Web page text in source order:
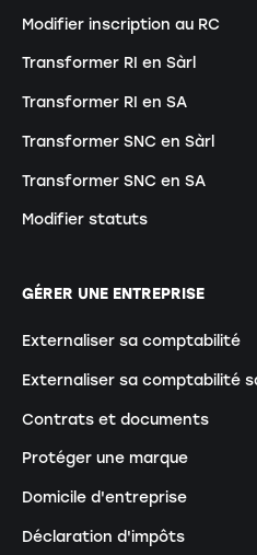
Modifier inscription au RC
Transformer RI en Sàrl
Transformer RI en SA
Transformer SNC en Sàrl
Transformer SNC en SA
Modifier statuts
GÉRER UNE ENTREPRISE
Externaliser sa comptabilité
Externaliser sa comptabilité
Contrats et documents
Protéger une marque
Domicile d'entreprise
Déclaration d'impôts